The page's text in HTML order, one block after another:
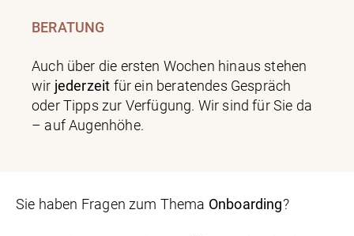
BERATUNG
Auch über die ersten Wochen hinaus stehen
wir jederzeit für ein beratendes Gespräch
oder Tipps zur Verfügung. Wir sind für Sie da
– auf Augenhöhe.
Sie haben Fragen zum Thema Onboarding?